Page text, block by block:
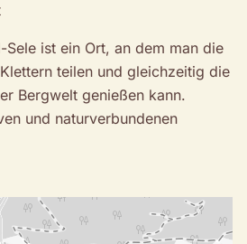
Sele ist ein Ort, an dem man die
teilen und gleichzeitig die
Bergwelt genießen kann.
und naturverbundenen